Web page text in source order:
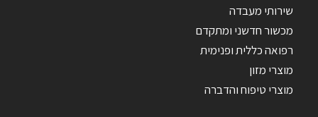
שירותי מעבדה
מכשור חדשני ומתקדם
רפואה כללית ופנימית
מוצרי מזון
מוצרי טיפוח והדברה